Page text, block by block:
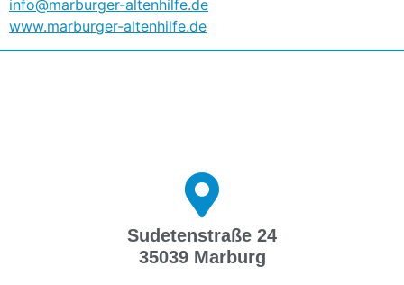
info@marburger-altenhilfe.de
www.marburger-altenhilfe.de
Sudetenstraße 24
35039 Marburg